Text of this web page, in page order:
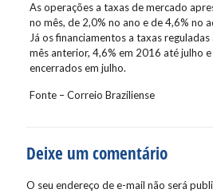
As operações a taxas de mercado
no mês, de 2,0% no ano e de 4,6% no
Já os financiamentos a taxas
mês anterior, 4,6% em 2016 até julho
encerrados em julho.
Fonte – Correio Braziliense
Deixe um comentário
O seu endereço de e-mail não será